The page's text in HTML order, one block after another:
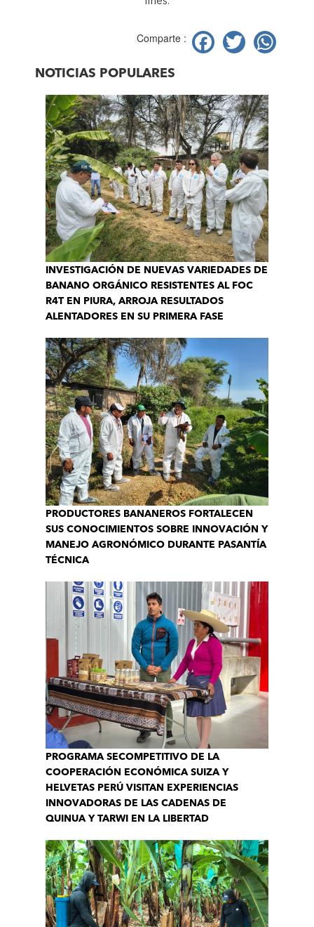
Comparte : Facebook
Twitter
NOTICIAS POPULARES
INVESTIGACIÓN DE NUEVAS VARIEDADES DE
BANANO ORGÁNICO RESISTENTES AL FOC
R4T EN PIURA, ARROJA RESULTADOS
ALENTADORES EN SU PRIMERA FASE
PRODUCTORES BANANEROS FORTALECEN
SUS CONOCIMIENTOS SOBRE INNOVACIÓN Y
MANEJO AGRONÓMICO DURANTE PASANTÍA
TÉCNICA
PROGRAMA SECOMPETITIVO DE LA
COOPERACIÓN ECONÓMICA SUIZA Y
HELVETAS PERÚ VISITAN EXPERIENCIAS
INNOVADORAS DE LAS CADENAS DE
QUINUA Y TARWI EN LA LIBERTAD